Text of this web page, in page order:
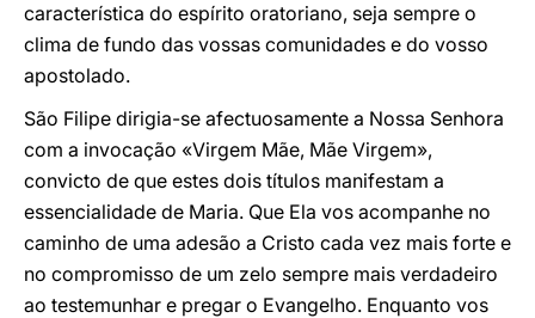
característica do espírito oratoriano, seja sempre o
clima de fundo das vossas comunidades e do vosso
apostolado.
São Filipe dirigia-se afectuosamente a Nossa Senhora
com a invocação «Virgem Mãe, Mãe Virgem»,
convicto de que estes dois títulos manifestam a
essencialidade de Maria. Que Ela vos acompanhe no
caminho de uma adesão a Cristo cada vez mais forte e
no compromisso de um zelo sempre mais verdadeiro
ao testemunhar e pregar o Evangelho. Enquanto vos